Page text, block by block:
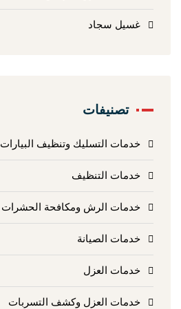
غسيل سجاد
تصنيفات
خدمات التسليك وتنظيف البيارات
خدمات التنظيف
خدمات الرش ومكافحة الحشرات
خدمات الصيانة
خدمات العزل
خدمات العزل وكشف التسربات